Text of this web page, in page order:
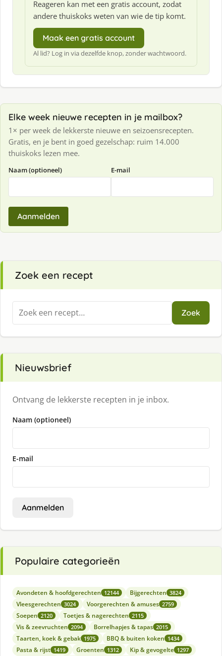
Reageren kan met een gratis account, zodat
andere thuiskoks weten van wie de tip komt.
Maak een gratis account
Al lid? Log in via dezelfde knop, zonder wachtwoord.
Elke week nieuwe recepten in je mailbox?
1× per week de lekkerste nieuwe en seizoensrecepten.
Gratis, en je bent in goed gezelschap: ruim 14.000
thuiskoks lezen mee.
Naam (optioneel) E-mail
Aanmelden
Zoek een recept
Zoeken
naar:
Zoek
Nieuwsbrief
Ontvang de lekkerste recepten in je inbox.
Naam (optioneel)
E-mail
Aanmelden
Populaire categorieën
Avondeten & hoofdgerechten 12144 Bijgerechten 3824
Vleesgerechten 3024 Voorgerechten & amuses 2759
Soepen 2120 Toetjes & nagerechten 2115
Vis & zeevruchten 2094 Borrelhapjes & tapas 2015
Taarten, koek & gebak 1975 BBQ & buiten koken 1434
Pasta & rijst 1419 Groenten 1312 Kip & gevogelte 1297